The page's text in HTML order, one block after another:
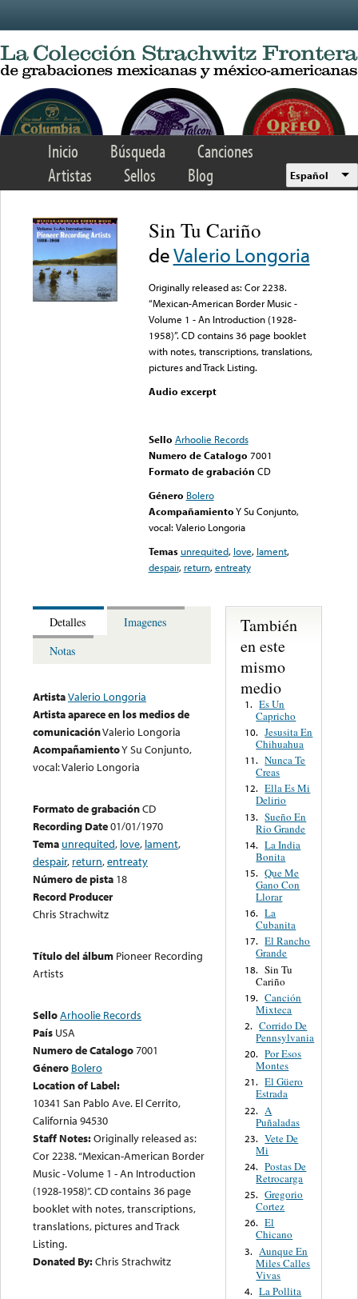
Inicio Búsqueda
Canciones
Artistas
Sellos Blog Español
Sin Tu Cariño
deValerio Longoria
Originally released as: Cor 2238.
“Mexican-American Border Music -
Volume 1 - An Introduction (1928-
1958)”. CD contains 36 page booklet
with notes, transcriptions, translations,
pictures and Track Listing.
Audio excerpt
Sello Arhoolie Records
Numero de Catalogo 7001
Formato de grabación CD
Género Bolero
AcompañamientoY Su Conjunto,
vocal: Valerio Longoria
Temas unrequited, love, lament,
despair, return,entreaty
Detalles
Imagenes
Notas
ArtistaValerio Longoria
Artista aparece en los medios de
comunicaciónValerio Longoria
AcompañamientoY Su Conjunto,
vocal: Valerio Longoria
Formato de grabaciónCD
Recording Date01/01/1970
Tema unrequited, love, lament,
despair, return,entreaty
Número de pista 18
Record Producer
Chris Strachwitz
Título del álbum Pioneer Recording
Artists
SelloArhoolie Records
País USA
Numero de Catalogo7001
Género Bolero
Location of Label:
10341 San Pablo Ave. El Cerrito,
California 94530
Staff Notes:Originally released as:
Cor 2238. “Mexican-American Border
Music - Volume 1 - An Introduction
(1928-1958)”. CD contains 36 page
booklet with notes, transcriptions,
translations, pictures and Track
Listing.
Donated By:Chris Strachwitz
También
en este
mismo
medio
1. Es Un
Capricho
10. Jesusita En
Chihuahua
11. Nunca Te
Creas
12. Ella Es Mi
Delirio
13. Sueño En
Rio Grande
14. La India
Bonita
15. Que Me
Gano Con
Llorar
16. La
Cubanita
17. El Rancho
Grande
18. Sin Tu
Cariño
19. Canción
Mixteca
2. Corrido De
Pennsylvania
20. Por Esos
Montes
21. El Güero
Estrada
22. A
Puñaladas
23. Vete De
Mi
24. Postas De
Retrocarga
25. Gregorio
Cortez
26. El
Chicano
3. Aunque En
Miles Calles
Vivas
4. La Pollita